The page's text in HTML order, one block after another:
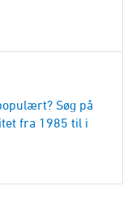
Søg på
fra 1985 til i